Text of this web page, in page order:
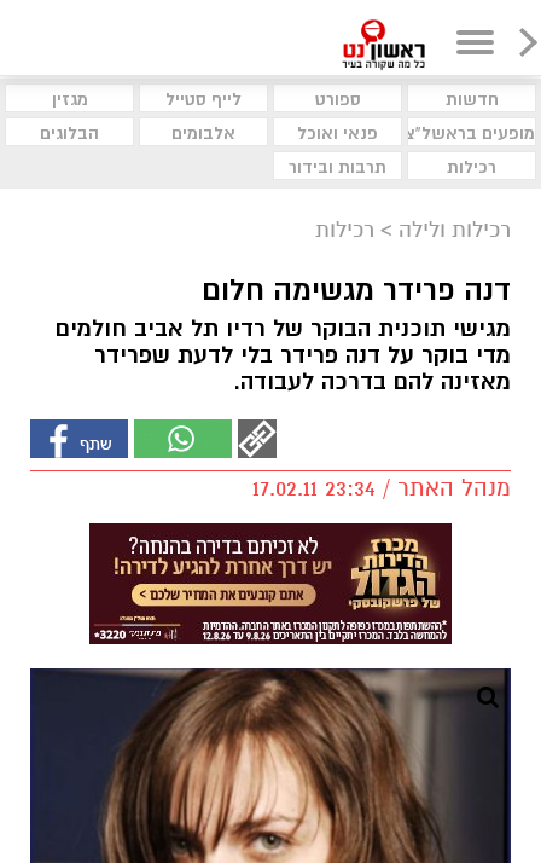
חדשות ספורט לייף סטייל
מגזין
מופעים בראשל"צ
פנאי ואוכל אלבומים
הבלוגים
רכילות
תרבות ובידור
רכילות ולילה > רכילות
דנה פרידר מגשימה חלום
מגישי תוכנית הבוקר של רדיו תל אביב חולמים
מדי בוקר על דנה פרידר בלי לדעת שפרידר
מאזינה להם בדרכה לעבודה.
מנהל האתר / 23:34 17.02.11